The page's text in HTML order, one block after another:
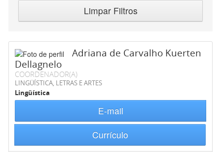
Limpar Filtros
Adriana de Carvalho Kuerten
Dellagnelo
COORDENADOR(A)
LINGÜÍSTICA, LETRAS E ARTES
Lingüística
E-mail
Currículo